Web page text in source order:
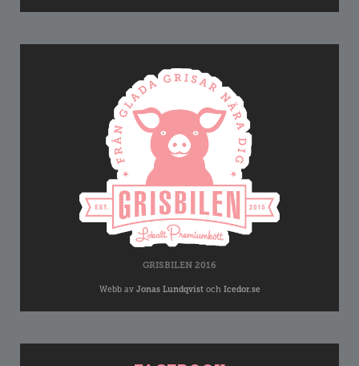
GRISBILEN 2016
Webb av Jonas Lundqvistoch Icedor.se